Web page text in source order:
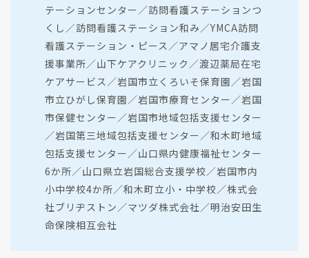
テーションセンター／訪問看護ステーションつ
くし／訪問看護ステーション和み／YMCA訪問
看護ステーション・ピース／アマノ居宅介護支
援事業所／山下ケアクリニック／渡辺薬局在宅
ケアサービス／岩国市立くろいそ保育園／岩国
市立ひがし保育園／岩国市療育センター／岩国
市保健センター／岩国市地域包括支援センター
／岩国第三地域包括支援センター／和木町地域
包括支援センター／山口県内健康福祉センター
6か所／山口県立岩国総合支援学校／岩国市内
小中学校4か所／和木町立小・中学校／株式会
社ブリヂストン／マツダ株式会社／明治安田生
命保険相互会社